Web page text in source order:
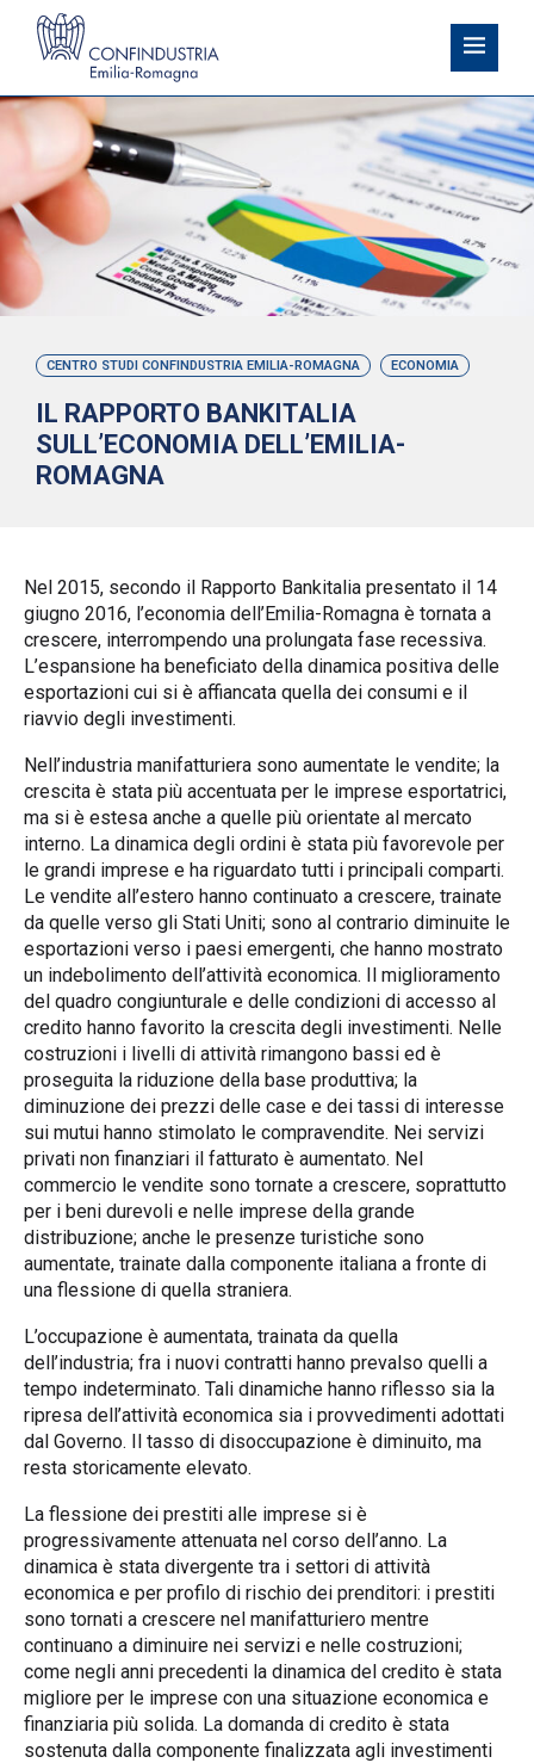
CENTRO STUDI CONFINDUSTRIA EMILIA-ROMAGNA ECONOMIA
IL RAPPORTO BANKITALIA
SULL’ECONOMIA DELL’EMILIA-
ROMAGNA
Nel 2015, secondo il Rapporto Bankitalia presentato il 14
giugno 2016, l’economia dell’Emilia-Romagna è tornata a
crescere, interrompendo una prolungata fase recessiva.
L’espansione ha beneficiato della dinamica positiva delle
esportazioni cui si è affiancata quella dei consumi e il
riavvio degli investimenti.
Nell’industria manifatturiera sono aumentate le vendite; la
crescita è stata più accentuata per le imprese esportatrici,
ma si è estesa anche a quelle più orientate al mercato
interno. La dinamica degli ordini è stata più favorevole per
le grandi imprese e ha riguardato tutti i principali comparti.
Le vendite all’estero hanno continuato a crescere, trainate
da quelle verso gli Stati Uniti; sono al contrario diminuite le
esportazioni verso i paesi emergenti, che hanno mostrato
un indebolimento dell’attività economica. Il miglioramento
del quadro congiunturale e delle condizioni di accesso al
credito hanno favorito la crescita degli investimenti. Nelle
costruzioni i livelli di attività rimangono bassi ed è
proseguita la riduzione della base produttiva; la
diminuzione dei prezzi delle case e dei tassi di interesse
sui mutui hanno stimolato le compravendite. Nei servizi
privati non finanziari il fatturato è aumentato. Nel
commercio le vendite sono tornate a crescere, soprattutto
per i beni durevoli e nelle imprese della grande
distribuzione; anche le presenze turistiche sono
aumentate, trainate dalla componente italiana a fronte di
una flessione di quella straniera.
L’occupazione è aumentata, trainata da quella
dell’industria; fra i nuovi contratti hanno prevalso quelli a
tempo indeterminato. Tali dinamiche hanno riflesso sia la
ripresa dell’attività economica sia i provvedimenti adottati
dal Governo. Il tasso di disoccupazione è diminuito, ma
resta storicamente elevato.
La flessione dei prestiti alle imprese si è
progressivamente attenuata nel corso dell’anno. La
dinamica è stata divergente tra i settori di attività
economica e per profilo di rischio dei prenditori: i prestiti
sono tornati a crescere nel manifatturiero mentre
continuano a diminuire nei servizi e nelle costruzioni;
come negli anni precedenti la dinamica del credito è stata
migliore per le imprese con una situazione economica e
finanziaria più solida. La domanda di credito è stata
sostenuta dalla componente finalizzata agli investimenti